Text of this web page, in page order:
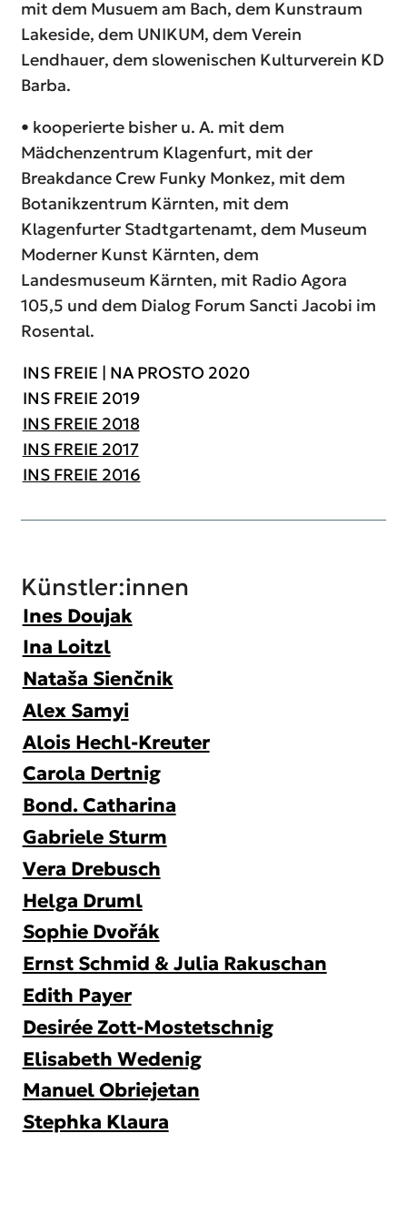
mit dem Musuem am Bach, dem Kunstraum
Lakeside, dem UNIKUM, dem Verein
Lendhauer, dem slowenischen Kulturverein KD
Barba.
• kooperierte bisher u. A. mit dem
Mädchenzentrum Klagenfurt, mit der
Breakdance Crew Funky Monkez, mit dem
Botanikzentrum Kärnten, mit dem
Klagenfurter Stadtgartenamt, dem Museum
Moderner Kunst Kärnten, dem
Landesmuseum Kärnten, mit Radio Agora
105,5 und dem Dialog Forum Sancti Jacobi im
Rosental.
INS FREIE | NA PROSTO 2020
INS FREIE 2019
INS FREIE 2018
INS FREIE 2017
INS FREIE 2016
Künstler:innen
Ines Doujak
Ina Loitzl
Nataša Sienčnik
Alex Samyi
Alois Hechl-Kreuter
Carola Dertnig
Bond. Catharina
Gabriele Sturm
Vera Drebusch
Helga Druml
Sophie Dvořák
Ernst Schmid & Julia Rakuschan
Edith Payer
Desirée Zott-Mostetschnig
Elisabeth Wedenig
Manuel Obriejetan
Stephka Klaura